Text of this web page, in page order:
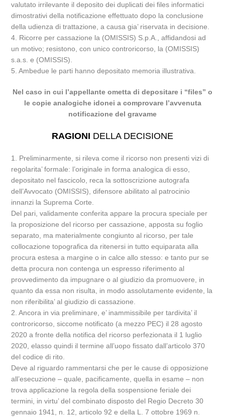
valutato irrilevante il deposito dei duplicati dei files informatici
dimostrativi della notificazione effettuato dopo la conclusione
della udienza di trattazione, a causa gia’ riservata in decisione.
4. Ricorre per cassazione la (OMISSIS) S.p.A., affidandosi ad
un motivo; resistono, con unico controricorso, la (OMISSIS)
s.a.s. e (OMISSIS).
5. Ambedue le parti hanno depositato memoria illustrativa.
Nel caso in cui l’appellante ometta di depositare i “files” o
le copie analogiche idonei a comprovare l’avvenuta
notificazione del gravame
RAGIONI DELLA DECISIONE
1. Preliminarmente, si rileva come il ricorso non presenti vizi di
regolarita’ formale: l’originale in forma analogica di esso,
depositato nel fascicolo, reca la sottoscrizione autografa
dell’Avvocato (OMISSIS), difensore abilitato al patrocinio
innanzi la Suprema Corte.
Del pari, validamente conferita appare la procura speciale per
la proposizione del ricorso per cassazione, apposta su foglio
separato, ma materialmente congiunto al ricorso, per tale
collocazione topografica da ritenersi in tutto equiparata alla
procura estesa a margine o in calce allo stesso: e tanto pur se
detta procura non contenga un espresso riferimento al
provvedimento da impugnare o al giudizio da promuovere, in
quanto da essa non risulta, in modo assolutamente evidente, la
non riferibilita’ al giudizio di cassazione.
2. Ancora in via preliminare, e’ inammissibile per tardivita’ il
controricorso, siccome notificato (a mezzo PEC) il 28 agosto
2020 a fronte della notifica del ricorso perfezionata il 1 luglio
2020, elasso quindi il termine all’uopo fissato dall’articolo 370
del codice di rito.
Deve al riguardo rammentarsi che per le cause di opposizione
all’esecuzione – quale, pacificamente, quella in esame – non
trova applicazione la regola della sospensione feriale dei
termini, in virtu’ del combinato disposto del Regio Decreto 30
gennaio 1941, n. 12, articolo 92 e della L. 7 ottobre 1969 n.